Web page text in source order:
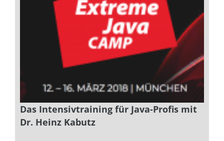
Das Intensivtraining für Java-Profis mit
Dr. Heinz Kabutz